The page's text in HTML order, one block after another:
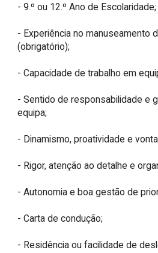
- 9.º ou 12.º Ano de Escolaridade;
- Experiência no manuseamento
(obrigatório);
- Capacidade de trabalho em
- Sentido de responsabilidade e
equipa;
- Dinamismo, proatividade e
- Rigor, atenção ao detalhe e
- Autonomia e boa gestão de
- Carta de condução;
- Residência ou facilidade de